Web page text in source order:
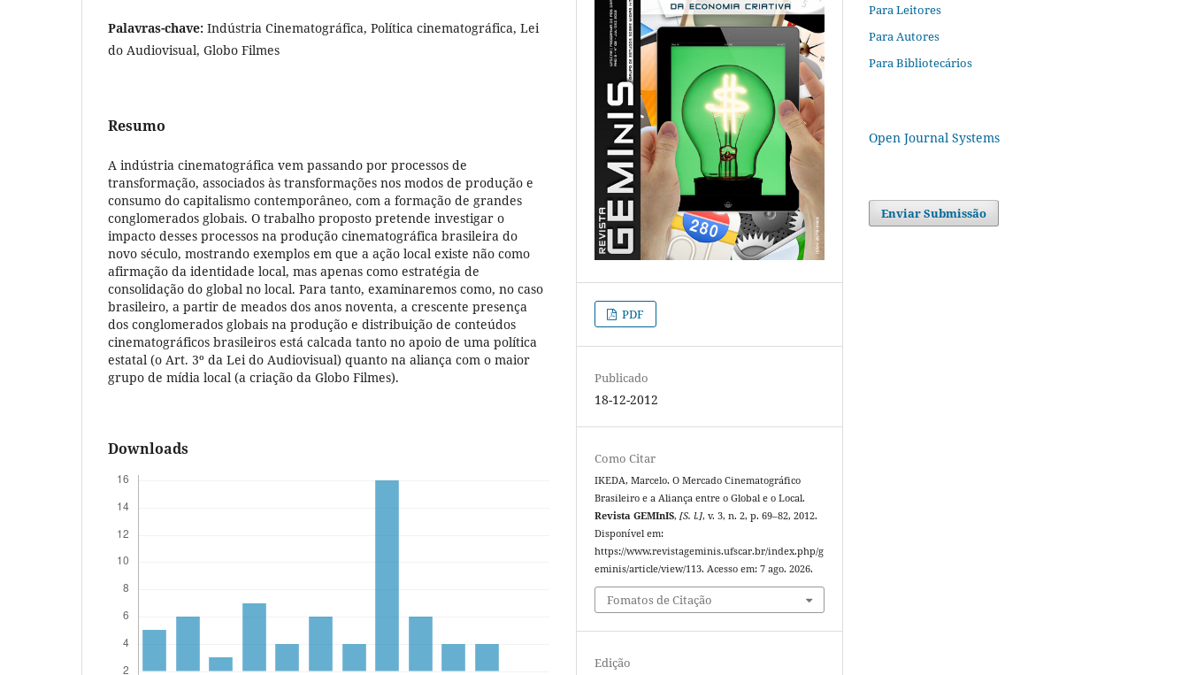
Palavras-chave: Indústria Cinematográfica, Política cinematográfica, Lei
do Audiovisual, Globo Filmes
Resumo
A indústria cinematográfica vem passando por processos de
transformação, associados às transformações nos modos de produção e
consumo do capitalismo contemporâneo, com a formação de grandes
conglomerados globais. O trabalho proposto pretende investigar o
impacto desses processos na produção cinematográfica brasileira do
novo século, mostrando exemplos em que a ação local existe não como
afirmação da identidade local, mas apenas como estratégia de
consolidação do global no local. Para tanto, examinaremos como, no caso
brasileiro, a partir de meados dos anos noventa, a crescente presença
dos conglomerados globais na produção e distribuição de conteúdos
cinematográficos brasileiros está calcada tanto no apoio de uma política
estatal (o Art. 3º da Lei do Audiovisual) quanto na aliança com o maior
grupo de mídia local (a criação da Globo Filmes).
Downloads
PDF
Publicado
18-12-2012
Como Citar
IKEDA, Marcelo. O Mercado Cinematográfico
Brasileiro e a Aliança entre o Global e o Local.
Revista GEMInIS,[S. l.], v. 3, n. 2, p. 69–82, 2012.
Disponível em:
https://www.revistageminis.ufscar.br/index.php/g
eminis/article/view/113. Acesso em: 7 ago. 2026.
Fomatos de Citação
Edição
Para Leitores
Para Autores
Para Bibliotecários
Open Journal Systems
Enviar Submissão